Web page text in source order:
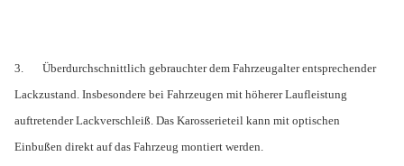
3. Überdurchschnittlich gebrauchter dem Fahrzeugalter entsprechender
Lackzustand. Insbesondere bei Fahrzeugen mit höherer Laufleistung
auftretender Lackverschleiß. Das Karosserieteil kann mit optischen
Einbußen direkt auf das Fahrzeug montiert werden.